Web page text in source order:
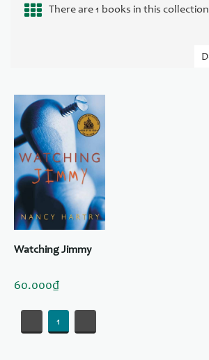
There are 1 books in this collection
Watching Jimmy
60.000₫
1